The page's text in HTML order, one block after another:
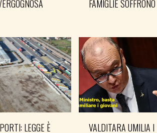
FAMIGLIE SOFFRONO
LEGGE È
VALDITARA UMILIA I